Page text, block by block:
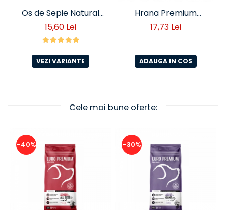
Os de Sepie Natural
pentru Păsări – Sursă
de Calciu și Minerale -
15,60 Lei
VEZI VARIANTE
Hrana Premium
Agapornis 1 kg
17,73 Lei
ADAUGA IN COS
Cele mai bune oferte:
-40% -30%